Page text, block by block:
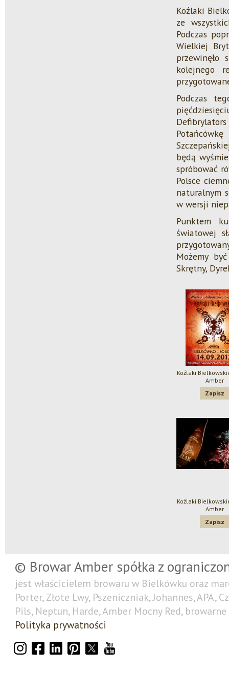
Koźlaki
ze
Podczas
Wielkiej
przewinęło
kolejnego
Podczas
będą
spróbować
Polsce
naturalnym
w wersji
Punktem
światowej
Możemy
Skrętny,
Koźlaki
Amber
Zapisz
Koźlaki
Amber
Zapisz
© Browar Amber spółka z
jest właścicielem browaru w Bielkówku oraz
Porter, Złote Lwy, Pszeniczniak, Johannes, APA,
Pils, Neptun, Harde, Amber Mocny Red,
Polityka prywatności